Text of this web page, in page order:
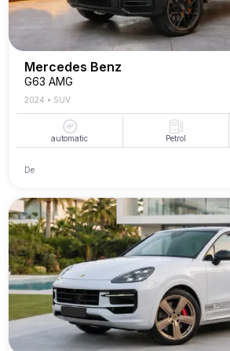
Mercedes Benz
G63 AMG
2024 • SUV
automatic Petrol
De